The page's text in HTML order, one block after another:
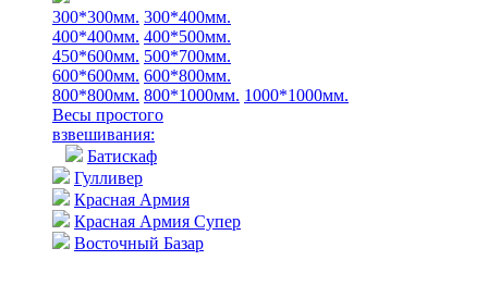
300*300мм. 300*400мм.
400*400мм. 400*500мм.
450*600мм. 500*700мм.
600*600мм. 600*800мм.
800*800мм. 800*1000мм. 1000*1000мм.
Весы простого
взвешивания:
Батискаф
Гулливер
Красная Армия
Красная Армия Супер
Восточный Базар